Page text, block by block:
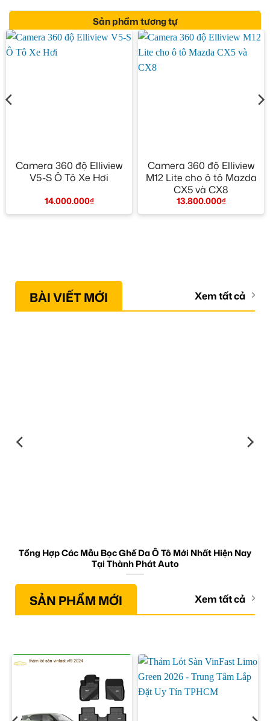
Sản phẩm tương tự
Camera 360 độ Elliview
V5-S Ô Tô Xe Hơi
14.000.000₫
Camera 360 độ Elliview
M12 Lite cho ô tô Mazda
CX5 và CX8
13.800.000₫
BÀI VIẾT MỚI Xem tất cả
Tổng Hợp Các Mẫu Bọc Ghế Da Ô Tô Mới Nhất Hiện Nay
Tại Thành Phát Auto
SẢN PHẨM MỚI Xem tất cả